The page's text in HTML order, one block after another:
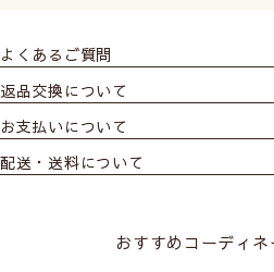
よくあるご質問
返品交換について
お支払いについて
配送・送料について
おすすめコーディネ